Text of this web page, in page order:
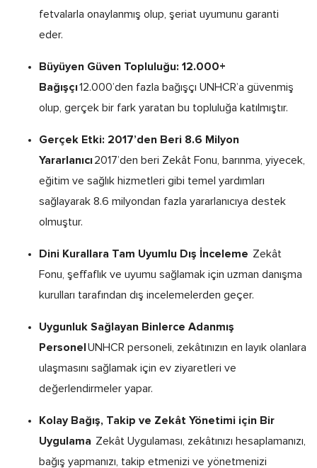
fetvalarla onaylanmış olup, şeriat uyumunu garanti
eder.
Büyüyen Güven Topluluğu: 12.000+
Bağışçı12.000’den fazla bağışçı UNHCR’a güvenmiş
olup, gerçek bir fark yaratan bu topluluğa katılmıştır.
Gerçek Etki: 2017’den Beri 8.6 Milyon
Yararlanıcı2017’den beri Zekât Fonu, barınma, yiyecek,
eğitim ve sağlık hizmetleri gibi temel yardımları
sağlayarak 8.6 milyondan fazla yararlanıcıya destek
olmuştur.
Dini Kurallara Tam Uyumlu Dış İnceleme Zekât
Fonu, şeffaflık ve uyumu sağlamak için uzman danışma
kurulları tarafından dış incelemelerden geçer.
Uygunluk Sağlayan Binlerce Adanmış
PersonelUNHCR personeli, zekâtınızın en layık olanlara
ulaşmasını sağlamak için ev ziyaretleri ve
değerlendirmeler yapar.
Kolay Bağış, Takip ve Zekât Yönetimi için Bir
Uygulama Zekât Uygulaması, zekâtınızı hesaplamanızı,
bağış yapmanızı, takip etmenizi ve yönetmenizi